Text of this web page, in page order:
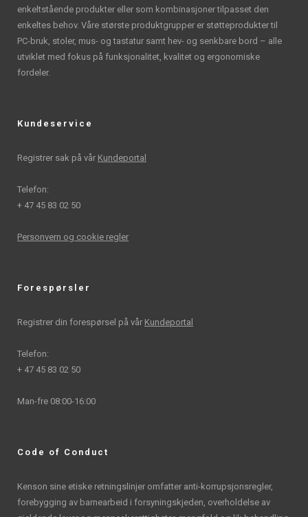
enkeltstående produkter eller som kombinasjoner tilpasset den
enkeltes behov. Våre største produktgrupper er støtteprodukter til
PC-bruk, stoler, mus- og tastatur samt hev- og senkbare bord – alle
utviklet med fokus på funksjonalitet, kvalitet og ergonomiske
fordeler.
Kundeservice
Registrer sak på vår Kundeportal
Telefon:
+ 47 45 83 02 50
Personvern og cookie regler
Forespørsler
Registrer din forespørsel på vår Kundeportal
Telefon:
+ 47 45 83 02 50
Man-fre 08:00-16:00
Code of Conduct
Kenson sine etiske retningslinjer omfatter anti-korrupsjonsregler,
forebygging av barnearbeid i forsyningskjeden, overholdelse av